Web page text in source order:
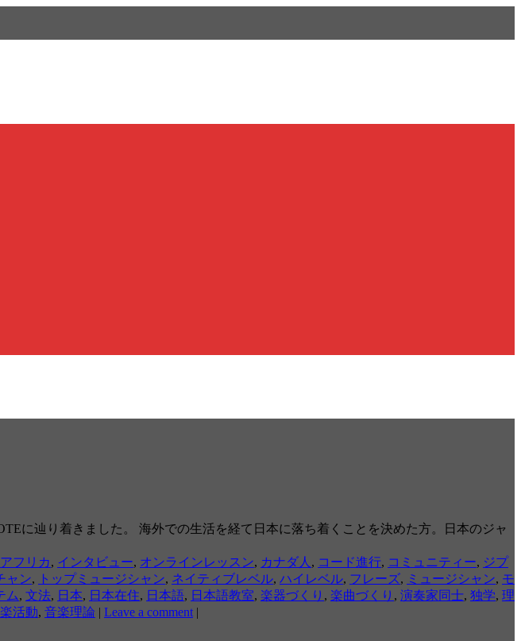
に辿り着きました。 海外での生活を経て日本に落ち着くことを決めた方。日本のジャ
アフリカ, インタビュー, オンラインレッスン, カナダ人 , コード進行, コミュニティー, ジプ
ャン, トップミュージシャン, ネイティブレベル, ハイレベル, フレーズ, ミュージシャン, モ
ム, 文法, 日本, 日本在住, 日本語, 日本語教室, 楽器づくり , 楽曲づくり , 演奏家同士, 独学, 理
活動, 音楽理論 | Leave a comment |